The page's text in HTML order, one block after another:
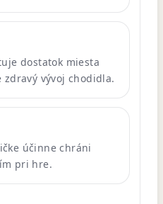
dostatok miesta
vývoj chodidla.
účinne chráni
pri hre.